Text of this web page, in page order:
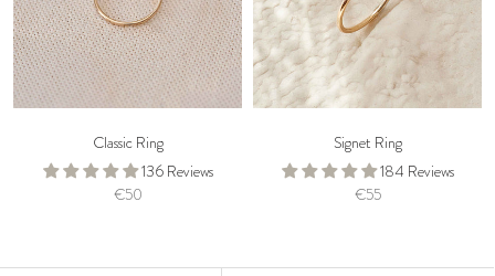
Classic Ring
136 Reviews
€50
Signet Ring
184 Reviews
€55